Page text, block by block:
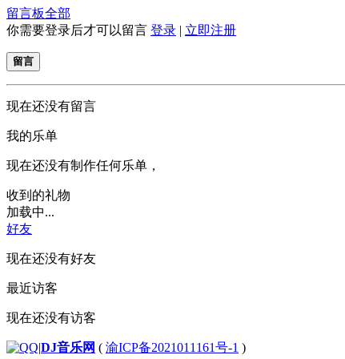
留言板全部
你需要登录后才可以留言 登录 立即注册
留言
现在还没有留言
我的乐单
现在还没有制作任何乐单，
收到的礼物
加载中...
好友
现在还没有好友
最近访客
现在还没有访客
DJ音乐网 ( 渝ICP备2021011161号-1 )